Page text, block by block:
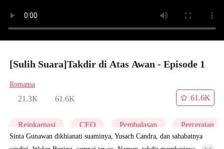
[Sulih Suara]Takdir di Atas Awan - Episode 1
Romansa
21.3K 61.6K
61.6K
Reinkarnasi CEO Pembalasan Perceraian
Sinta Gunawan dikhianati suaminya, Yusach Candra, dan sahabatnya